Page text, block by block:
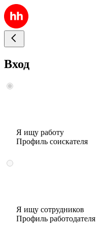
Вход
Я ищу работу
Профиль соискателя
Я ищу сотрудников
Профиль работодателя